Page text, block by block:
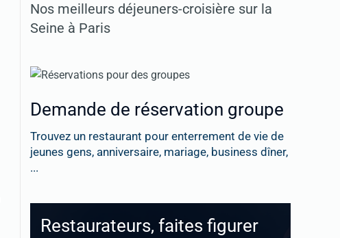
Nos meilleurs déjeuners-croisière sur la
Seine à Paris
Demande de réservation groupe
Trouvez un restaurant pour enterrement de vie de
jeunes gens, anniversaire, mariage, business dîner,
...
Restaurateurs, faites figurer